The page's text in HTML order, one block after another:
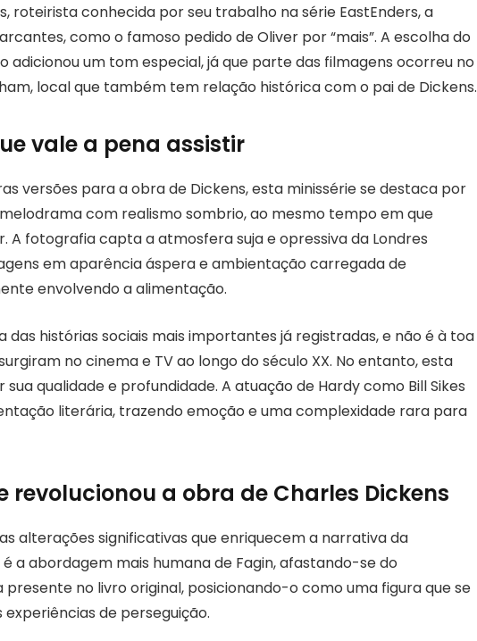
roteirista conhecida por seu trabalho na série EastEnders, a
como o famoso pedido de Oliver por “mais”. A escolha do
adicionou um tom especial, já que parte das filmagens ocorreu no
local que também tem relação histórica com o pai de Dickens.
vale a pena assistir
versões para a obra de Dickens, esta minissérie se destaca por
com realismo sombrio, ao mesmo tempo em que
A fotografia capta a atmosfera suja e opressiva da Londres
em aparência áspera e ambientação carregada de
envolvendo a alimentação.
das histórias sociais mais importantes já registradas, e não é à toa
no cinema e TV ao longo do século XX. No entanto, esta
qualidade e profundidade. A atuação de Hardy como Bill Sikes
literária, trazendo emoção e uma complexidade rara para
a obra de Charles Dickens
alterações significativas que enriquecem a narrativa da
a abordagem mais humana de Fagin, afastando-se do
no livro original, posicionando-o como uma figura que se
de perseguição.